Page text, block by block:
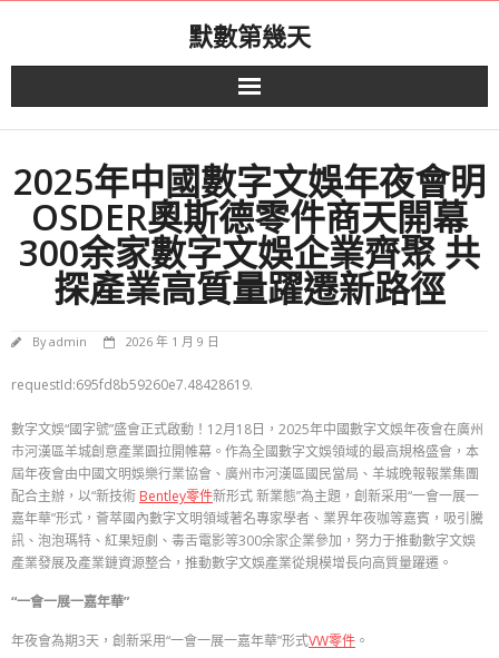
默數第幾天
2025年中國數字文娛年夜會明
OSDER奧斯德零件商天開幕
300余家數字文娛企業齊聚 共
探產業高質量躍遷新路徑
Byadmin 2026 年 1 月 9 日
requestId:695fd8b59260e7.48428619.
數字文娛“國字號”盛會正式啟動！12月18日，2025年中國數字文娛年夜會在廣州
市河漢區羊城創意產業園拉開帷幕。作為全國數字文娛領域的最高規格盛會，本
屆年夜會由中國文明娛樂行業協會、廣州市河漢區國民當局、羊城晚報報業集團
配合主辦，以“新技術 Bentley零件新形式 新業態”為主題，創新采用“一會一展一
嘉年華”形式，薈萃國內數字文明領域著名專家學者、業界年夜咖等嘉賓，吸引騰
訊、泡泡瑪特、紅果短劇、毒舌電影等300余家企業參加，努力于推動數字文娛
產業發展及產業鏈資源整合，推動數字文娛產業從規模增長向高質量躍遷。
“一會一展一嘉年華”
年夜會為期3天，創新采用“一會一展一嘉年華”形式VW零件 。